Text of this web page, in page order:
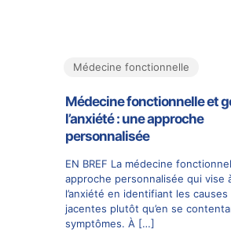
Médecine fonctionnelle
Médecine fonctionnelle et
l’anxiété : une approche
personnalisée
EN BREF La médecine
approche personnalisée qui vise
l’anxiété en identifiant les
jacentes plutôt qu’en se
symptômes. À […]